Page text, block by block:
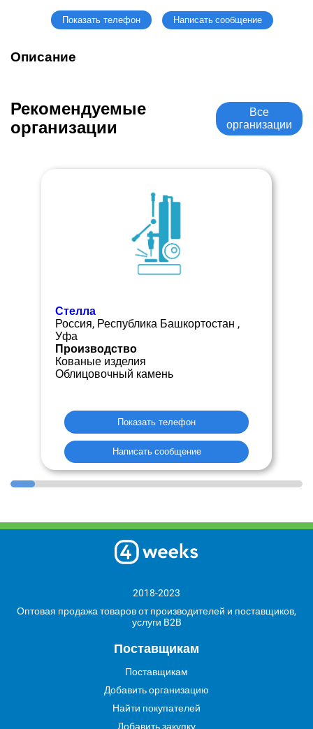
Показать телефон Написать сообщение
Описание
Рекомендуемые
организации
Все
организации
Стелла
Россия, Республика Башкортостан ,
Уфа
Производство
Кованые изделия
Облицовочный камень
Показать телефон
Написать сообщение
2018-2023
Оптовая продажа товаров от производителей и поставщиков,
услуги B2B
Поставщикам
Поставщикам
Добавить организацию
Найти покупателей
Добавить закупку